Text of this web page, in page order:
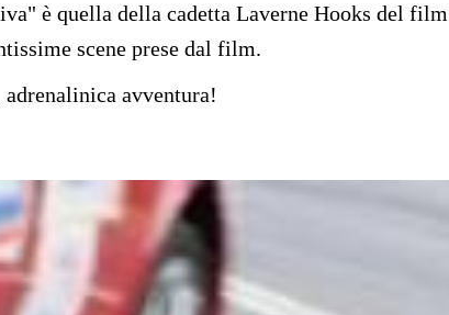
è quella della cadetta Laverne Hooks del film
scene prese dal film.
avventura!